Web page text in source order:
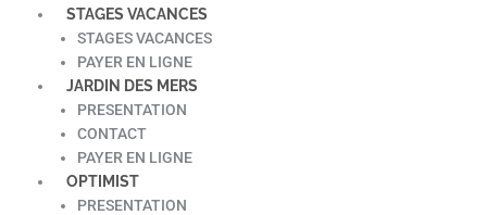
STAGES VACANCES
STAGES VACANCES
PAYER EN LIGNE
JARDIN DES MERS
PRESENTATION
CONTACT
PAYER EN LIGNE
OPTIMIST
PRESENTATION